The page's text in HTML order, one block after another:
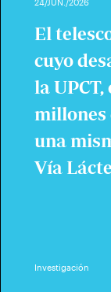
El
cuyo
la
millones
una
Vía
Investigación